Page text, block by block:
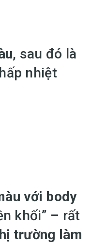
, sau đó là
nhiệt
với body
khối” – rất
trường làm